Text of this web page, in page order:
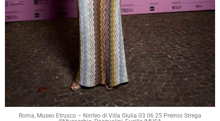
Roma, Museo Etrusco – Ninfeo di Villa Giulia 03 06 25 Premio Strega